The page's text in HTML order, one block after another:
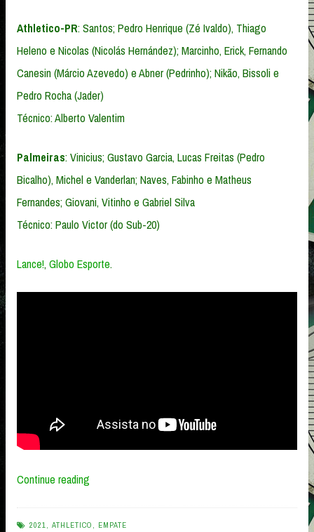
Athletico-PR: Santos; Pedro Henrique (Zé Ivaldo), Thiago
Heleno e Nicolas (Nicolás Hernández); Marcinho, Erick, Fernando
Canesin (Márcio Azevedo) e Abner (Pedrinho); Nikão, Bissoli e
Pedro Rocha (Jader)
Técnico: Alberto Valentim
Palmeiras: Vinicius; Gustavo Garcia, Lucas Freitas (Pedro
Bicalho), Michel e Vanderlan; Naves, Fabinho e Matheus
Fernandes; Giovani, Vitinho e Gabriel Silva
Técnico: Paulo Victor (do Sub-20)
Lance!, Globo Esporte.
Continue reading
x
2021, ATHLETICO , EMPATE